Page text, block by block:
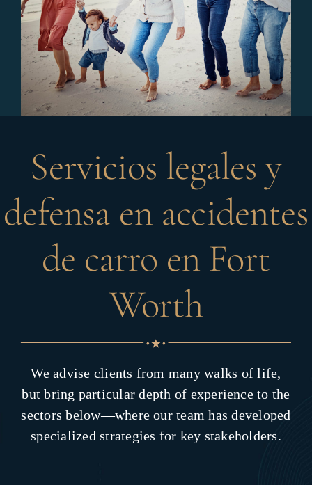
Servicios legales y
defensa en accidentes
de carro en Fort
Worth
We advise clients from many walks of life,
but bring particular depth of experience to the
sectors below—where our team has developed
specialized strategies for key stakeholders.